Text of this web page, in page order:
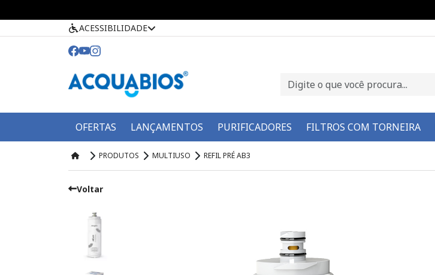
ACESSIBILIDADE
OFERTAS LANÇAMENTOS PURIFICADORES FILTROS COM TORNEIRA
PRODUTOS MULTIUSO REFIL PRÉ AB3
Voltar